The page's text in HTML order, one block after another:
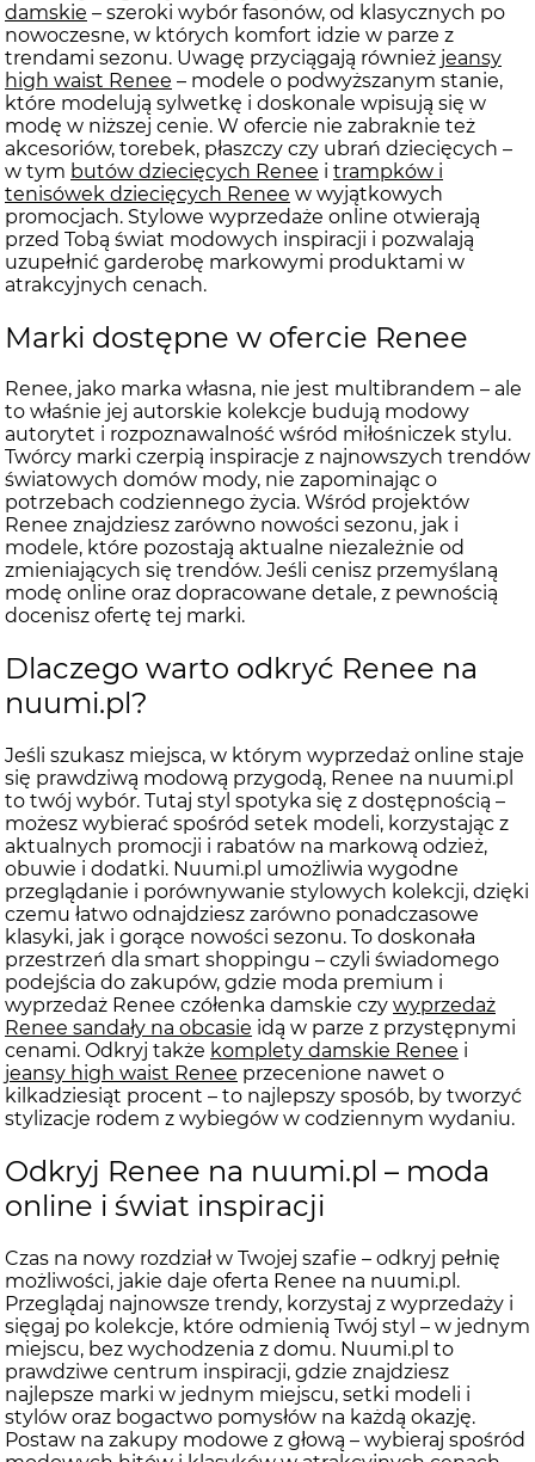
damskie – szeroki wybór fasonów, od klasycznych po
nowoczesne, w których komfort idzie w parze z
trendami sezonu. Uwagę przyciągają również jeansy
high waist Renee – modele o podwyższanym stanie,
które modelują sylwetkę i doskonale wpisują się w
modę w niższej cenie. W ofercie nie zabraknie też
akcesoriów, torebek, płaszczy czy ubrań dziecięcych –
w tym butów dziecięcych Renee i trampków i
tenisówek dziecięcych Renee w wyjątkowych
promocjach. Stylowe wyprzedaże online otwierają
przed Tobą świat modowych inspiracji i pozwalają
uzupełnić garderobę markowymi produktami w
atrakcyjnych cenach.
Marki dostępne w ofercie Renee
Renee, jako marka własna, nie jest multibrandem – ale
to właśnie jej autorskie kolekcje budują modowy
autorytet i rozpoznawalność wśród miłośniczek stylu.
Twórcy marki czerpią inspiracje z najnowszych trendów
światowych domów mody, nie zapominając o
potrzebach codziennego życia. Wśród projektów
Renee znajdziesz zarówno nowości sezonu, jak i
modele, które pozostają aktualne niezależnie od
zmieniających się trendów. Jeśli cenisz przemyślaną
modę online oraz dopracowane detale, z pewnością
docenisz ofertę tej marki.
Dlaczego warto odkryć Renee na
nuumi.pl?
Jeśli szukasz miejsca, w którym wyprzedaż online staje
się prawdziwą modową przygodą, Renee na nuumi.pl
to twój wybór. Tutaj styl spotyka się z dostępnością –
możesz wybierać spośród setek modeli, korzystając z
aktualnych promocji i rabatów na markową odzież,
obuwie i dodatki. Nuumi.pl umożliwia wygodne
przeglądanie i porównywanie stylowych kolekcji, dzięki
czemu łatwo odnajdziesz zarówno ponadczasowe
klasyki, jak i gorące nowości sezonu. To doskonała
przestrzeń dla smart shoppingu – czyli świadomego
podejścia do zakupów, gdzie moda premium i
wyprzedaż Renee czółenka damskie czy wyprzedaż
Renee sandały na obcasie idą w parze z przystępnymi
cenami. Odkryj także komplety damskie Renee i
jeansy high waist Renee przecenione nawet o
kilkadziesiąt procent – to najlepszy sposób, by tworzyć
stylizacje rodem z wybiegów w codziennym wydaniu.
Odkryj Renee na nuumi.pl – moda
online i świat inspiracji
Czas na nowy rozdział w Twojej szafie – odkryj pełnię
możliwości, jakie daje oferta Renee na nuumi.pl.
Przeglądaj najnowsze trendy, korzystaj z wyprzedaży i
sięgaj po kolekcje, które odmienią Twój styl – w jednym
miejscu, bez wychodzenia z domu. Nuumi.pl to
prawdziwe centrum inspiracji, gdzie znajdziesz
najlepsze marki w jednym miejscu, setki modeli i
stylów oraz bogactwo pomysłów na każdą okazję.
Postaw na zakupy modowe z głową – wybieraj spośród